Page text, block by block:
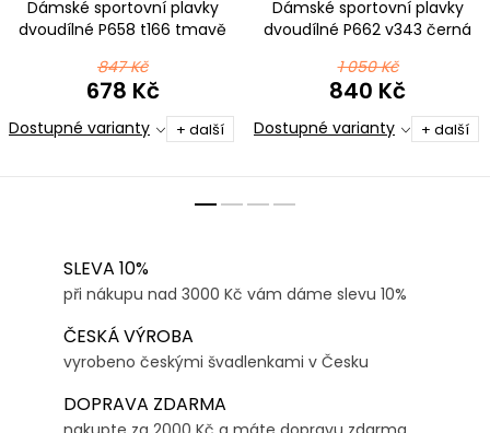
Dámské sportovní plavky
dvoudílné P658 t166 tmavě
847 Kč
678 Kč
Dostupné varianty + další
Dámské sportovní plavky
dvoudílné P662 v343 černá
1 050 Kč
840 Kč
Dostupné varianty + další
SLEVA 10%
při nákupu nad 3000 Kč vám dáme slevu 10%
ČESKÁ VÝROBA
vyrobeno českými švadlenkami v Česku
DOPRAVA ZDARMA